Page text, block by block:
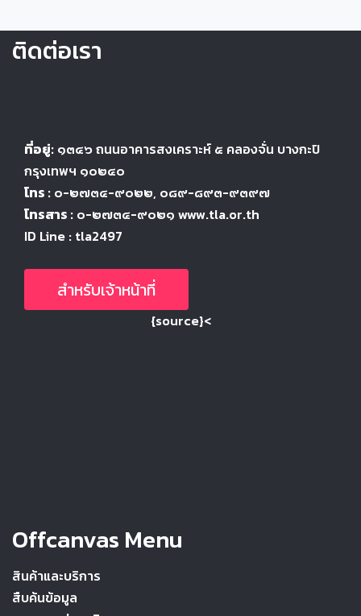
ติดต่อเรา
ที่อยู่: ๑๓๔๖ ถนนอาคารสงเคราะห์ ๕ คลองจั่น บางกะปิ
กรุงเทพฯ ๑๐๒๔๐
โทร : ๐-๒๗๓๔-๙๐๒๒, ๐๘๙-๘๙๓-๙๓๙๗
โทรสาร : ๐-๒๗๓๔-๙๐๒๑ www.tla.or.th
ID Line : tla2497
สำหรับเจ้าหน้าที่
{source}<
Offcanvas Menu
สินค้าและบริการ
สืบค้นข้อมูล